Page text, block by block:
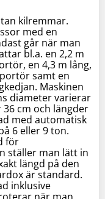
kilremmar.
med en
går när man
bl.a. en 2,2 m
en 4,3 m lång,
samt en
Maskinen
diameter varierar
cm och längder
med automatisk
6 eller 9 ton.
för
ställer man lätt in
längd på den
är standard.
inklusive